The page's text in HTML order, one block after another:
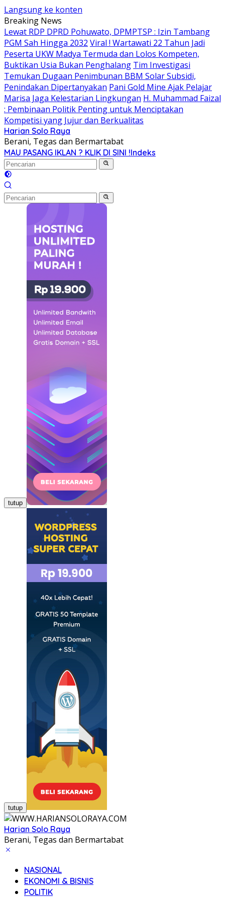
Langsung ke konten
Breaking News
Lewat RDP DPRD Pohuwato, DPMPTSP : Izin Tambang
PGM Sah Hingga 2032 Viral ! Wartawati 22 Tahun Jadi
Peserta UKW Madya Termuda dan Lolos Kompeten,
Buktikan Usia Bukan Penghalang Tim Investigasi
Temukan Dugaan Penimbunan BBM Solar Subsidi,
Penindakan Dipertanyakan Pani Gold Mine Ajak Pelajar
Marisa Jaga Kelestarian Lingkungan H. Muhammad Faizal
: Pembinaan Politik Penting untuk Menciptakan
Kompetisi yang Jujur dan Berkualitas
Harian Solo Raya
Berani, Tegas dan Bermartabat
MAU PASANG IKLAN ? KLIK DI SINI !Indeks
tutup
tutup
Harian Solo Raya
Berani, Tegas dan Bermartabat
NASIONAL
EKONOMI & BISNIS
POLITIK